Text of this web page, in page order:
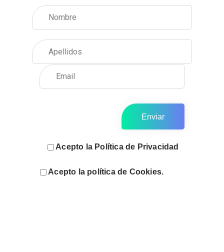
Enviar
Acepto la Política de Privacidad
Acepto la política de Cookies.